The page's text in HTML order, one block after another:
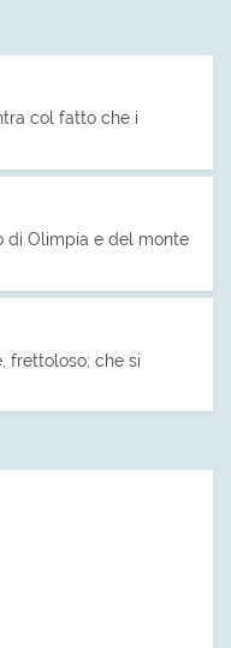
col fatto che i
di Olimpia e del monte
frettoloso; che si